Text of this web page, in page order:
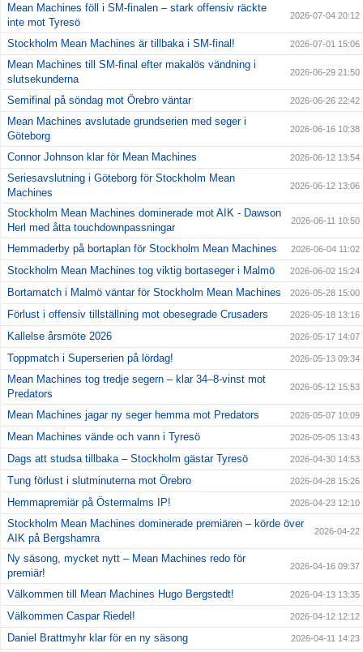
Mean Machines föll i SM-finalen – stark offensiv räckte
inte mot Tyresö
2026-07-04 20:12
Stockholm Mean Machines är tillbaka i SM-final! 2026-07-01 15:06
Mean Machines till SM-final efter makalös vändning i
slutsekunderna
2026-06-29 21:50
Semifinal på söndag mot Örebro väntar 2026-06-26 22:42
Mean Machines avslutade grundserien med seger i
Göteborg
2026-06-16 10:38
Connor Johnson klar för Mean Machines 2026-06-12 13:54
Seriesavslutning i Göteborg för Stockholm Mean
Machines
2026-06-12 13:06
Stockholm Mean Machines dominerade mot AIK - Dawson
Herl med åtta touchdownpassningar
2026-06-11 10:50
Hemmaderby på bortaplan för Stockholm Mean Machines 2026-06-04 11:02
Stockholm Mean Machines tog viktig bortaseger i Malmö 2026-06-02 15:24
Bortamatch i Malmö väntar för Stockholm Mean Machines 2026-05-28 15:00
Förlust i offensiv tillställning mot obesegrade Crusaders 2026-05-18 13:16
Kallelse årsmöte 2026 2026-05-17 14:07
Toppmatch i Superserien på lördag! 2026-05-13 09:34
Mean Machines tog tredje segern – klar 34–8-vinst mot
Predators
2026-05-12 15:53
Mean Machines jagar ny seger hemma mot Predators 2026-05-07 10:09
Mean Machines vände och vann i Tyresö 2026-05-05 13:43
Dags att studsa tillbaka – Stockholm gästar Tyresö 2026-04-30 14:53
Tung förlust i slutminuterna mot Örebro 2026-04-28 15:26
Hemmapremiär på Östermalms IP! 2026-04-23 12:10
Stockholm Mean Machines dominerade premiären – körde över
AIK på Bergshamra
2026-04-22
Ny säsong, mycket nytt – Mean Machines redo för
premiär!
2026-04-16 09:37
Välkommen till Mean Machines Hugo Bergstedt! 2026-04-13 13:35
Välkommen Caspar Riedel! 2026-04-12 12:12
Daniel Brattmyhr klar för en ny säsong 2026-04-11 14:23